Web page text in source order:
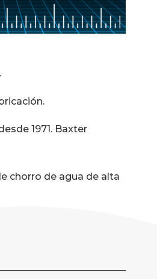
1971. Baxter
chorro de agua de alta